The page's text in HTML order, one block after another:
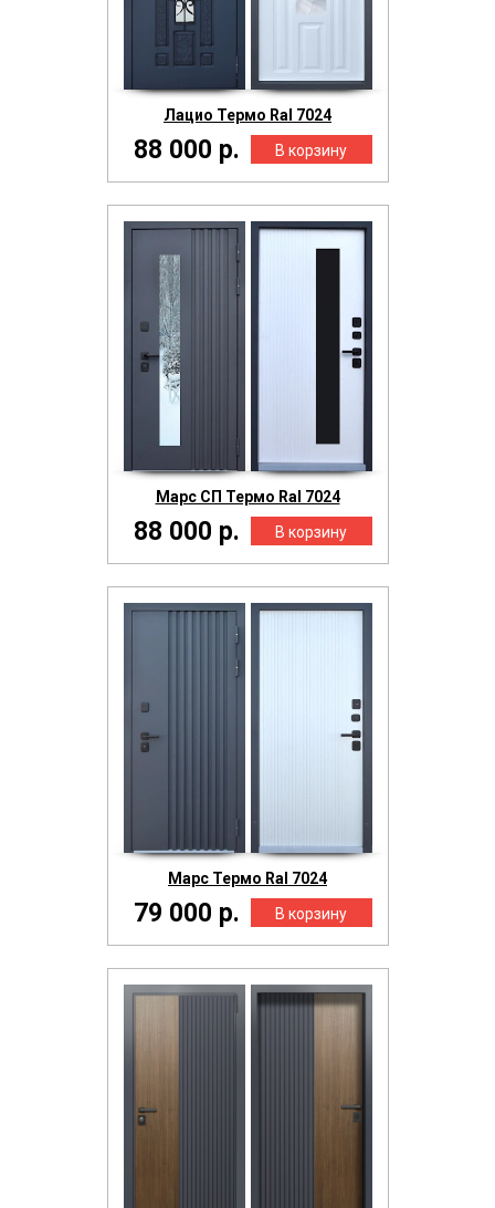
Лацио Термо Ral 7024
88 000 р.
Марс СП Термо Ral 7024
88 000 р.
Марс Термо Ral 7024
79 000 р.